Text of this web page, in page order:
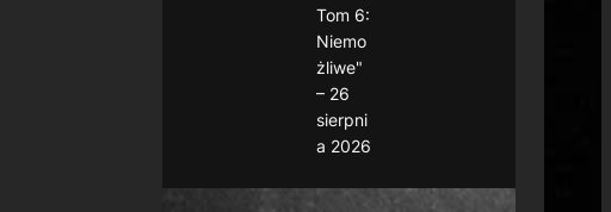
Tom 6:
Niemo
żliwe"
– 26
sierpni
a 2026